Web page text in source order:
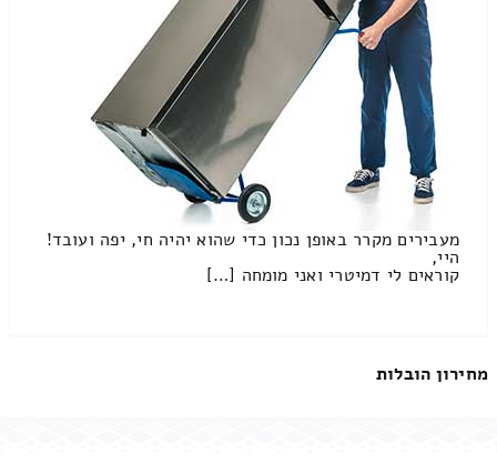
מעבירים מקרר באופן נכון כדי שהוא יהיה חי, יפה ועובד!
היי,
קוראים לי דמיטרי ואני מומחה […]
מחירון הובלות